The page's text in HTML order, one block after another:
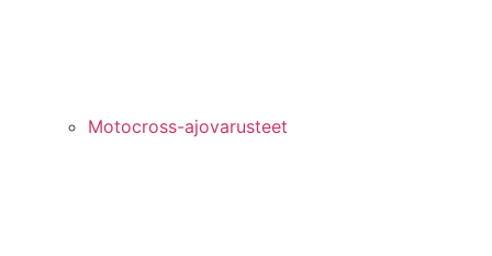
Motocross-ajovarusteet